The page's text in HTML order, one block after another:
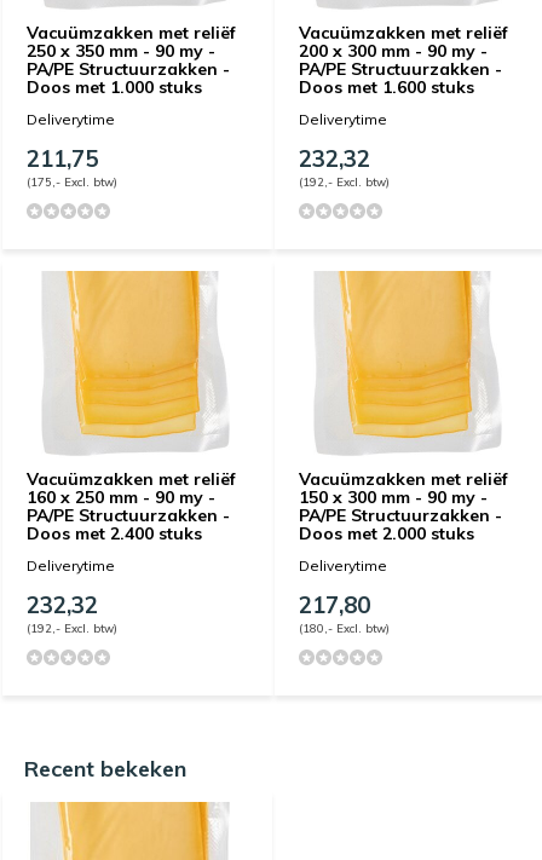
Vacuümzakken met reliëf
250 x 350 mm - 90 my -
PA/PE Structuurzakken -
Doos met 1.000 stuks
Deliverytime
211,75
(175,- Excl. btw)
Vacuümzakken met reliëf
200 x 300 mm - 90 my -
PA/PE Structuurzakken -
Doos met 1.600 stuks
Deliverytime
232,32
(192,- Excl. btw)
Vacuümzakken met reliëf
160 x 250 mm - 90 my -
PA/PE Structuurzakken -
Doos met 2.400 stuks
Deliverytime
232,32
(192,- Excl. btw)
Vacuümzakken met reliëf
150 x 300 mm - 90 my -
PA/PE Structuurzakken -
Doos met 2.000 stuks
Deliverytime
217,80
(180,- Excl. btw)
Recent bekeken